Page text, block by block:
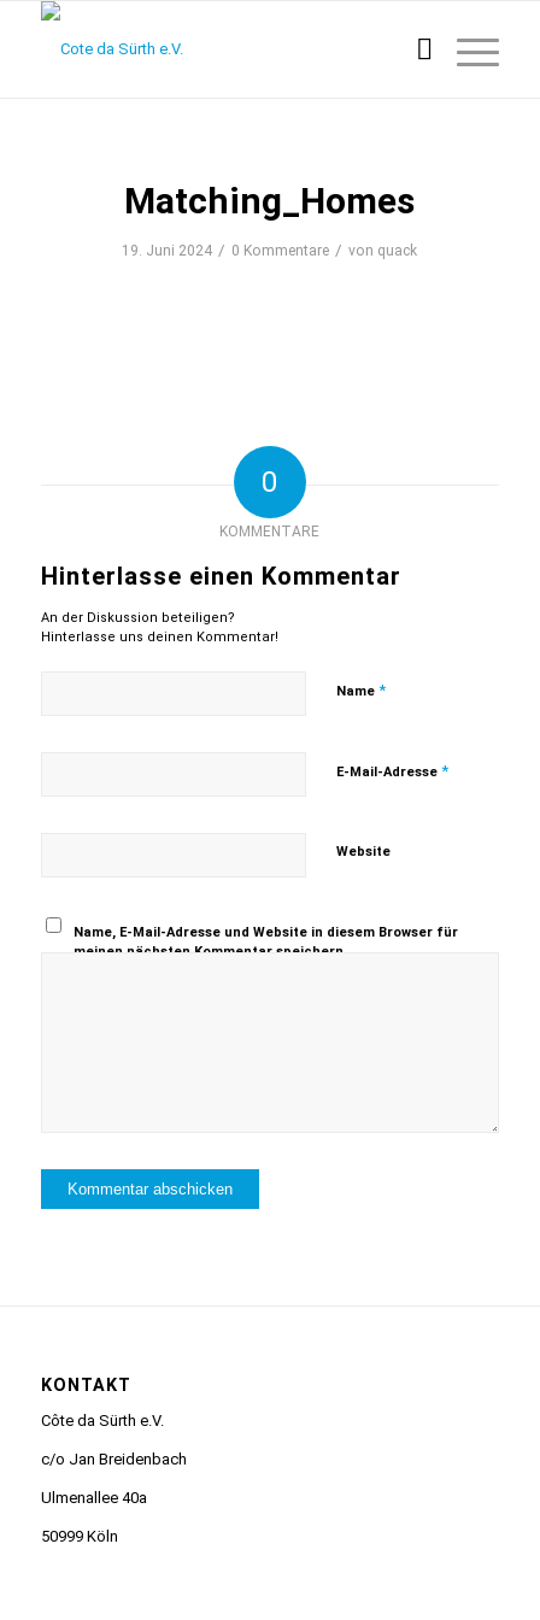
Matching_Homes
19. Juni 2024 / 0 Kommentare / von quack
0
KOMMENTARE
Hinterlasse einen Kommentar
An der Diskussion beteiligen?
Hinterlasse uns deinen Kommentar!
Name *
E-Mail-Adresse *
Website
Name, E-Mail-Adresse und Website in diesem Browser für
meinen nächsten Kommentar speichern.
KONTAKT
Côte da Sürth e.V.
c/o Jan Breidenbach
Ulmenallee 40a
50999 Köln